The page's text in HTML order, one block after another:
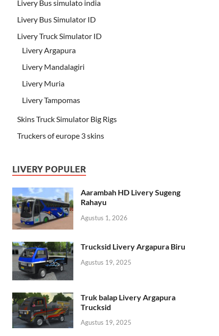
Livery Bus simulato india
Livery Bus Simulator ID
Livery Truck Simulator ID
Livery Argapura
Livery Mandalagiri
Livery Muria
Livery Tampomas
Skins Truck Simulator Big Rigs
Truckers of europe 3 skins
LIVERY POPULER
Aarambah HD Livery Sugeng
Rahayu
Agustus 1, 2026
Trucksid Livery Argapura Biru
Agustus 19, 2025
Truk balap Livery Argapura
Trucksid
Agustus 19, 2025